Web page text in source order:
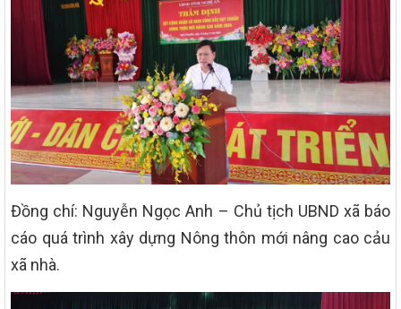
Đồng chí: Nguyễn Ngọc Anh – Chủ tịch UBND xã báo
cáo quá trình xây dựng Nông thôn mới nâng cao cảu
xã nhà.